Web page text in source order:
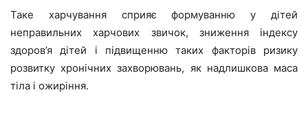
Таке харчування сприяє формуванню у дітей
неправильних харчових звичок, зниження індексу
здоров’я дітей і підвищенню таких факторів ризику
розвитку хронічних захворювань, як надлишкова маса
тіла і ожиріння.